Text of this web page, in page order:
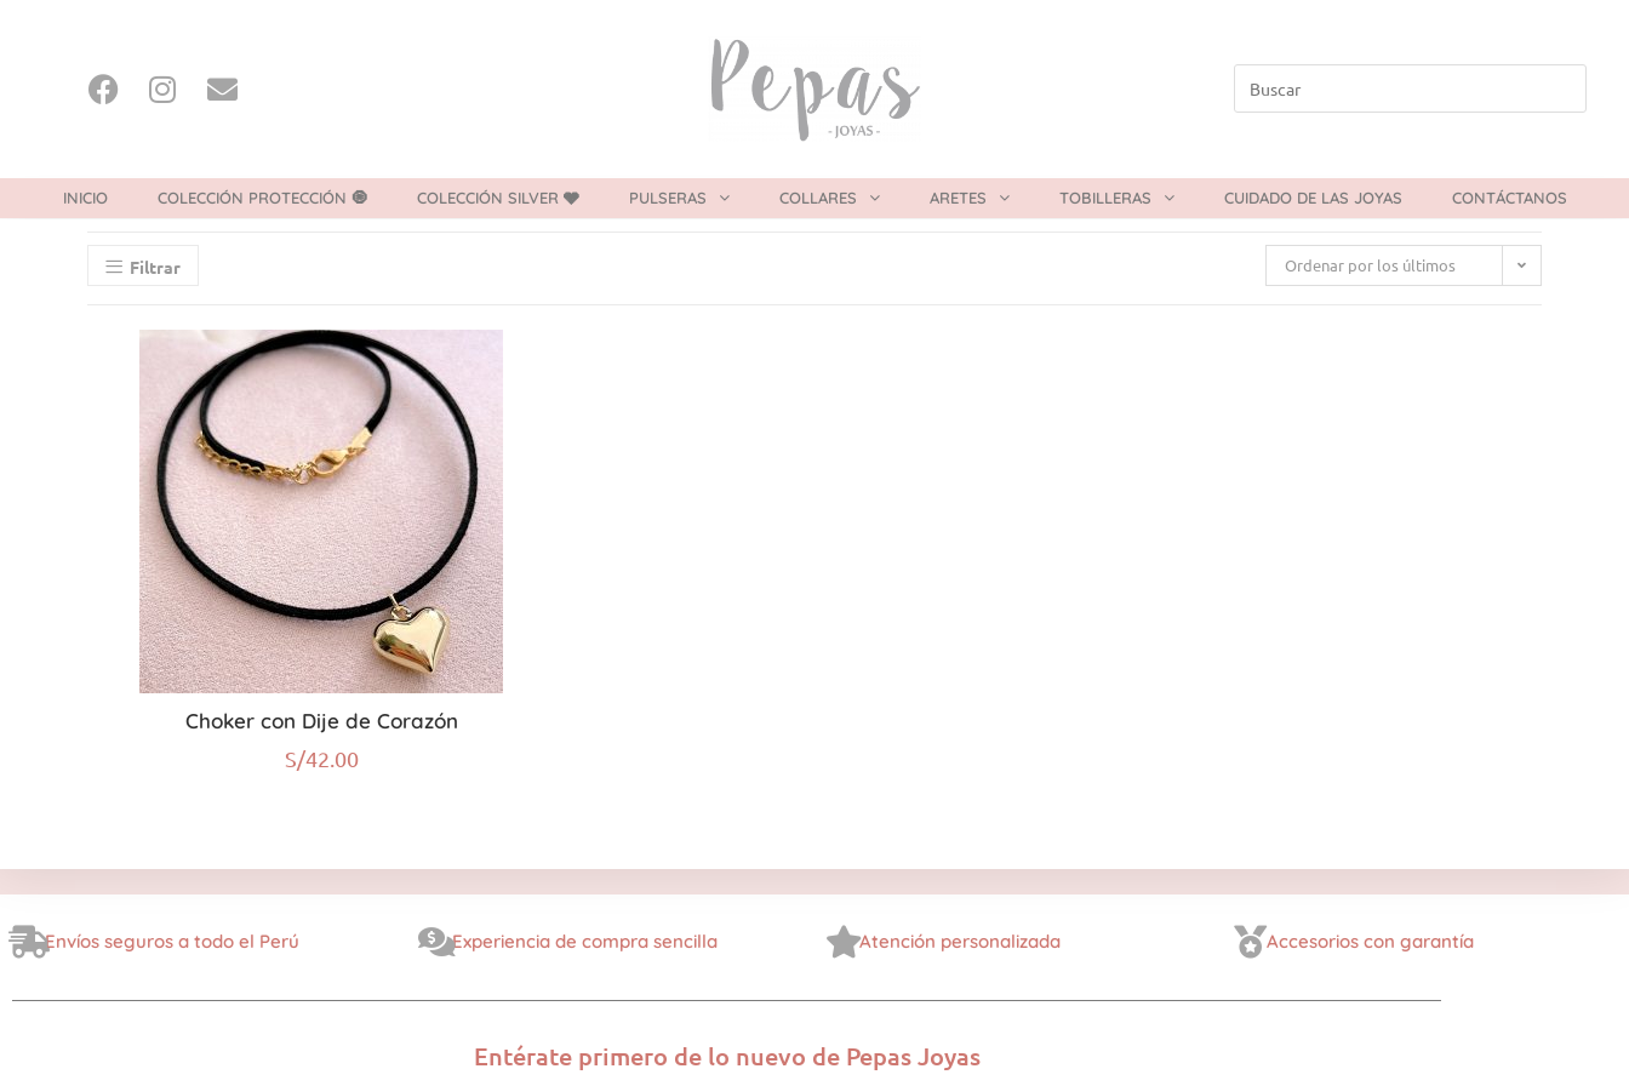
INICIO COLECCIÓN PROTECCIÓN 🧿 COLECCIÓN SILVER 🩶 PULSERAS COLLARES ARETES TOBILLERAS CUIDADO DE LAS JOYAS CONTÁCTANOS
Filtrar Ordenar por los últimos
Choker con Dije de Corazón
S/42.00
Envíos seguros a todo el Perú Experiencia de compra sencilla Atención personalizada Accesorios con garantía
Entérate primero de lo nuevo de Pepas Joyas